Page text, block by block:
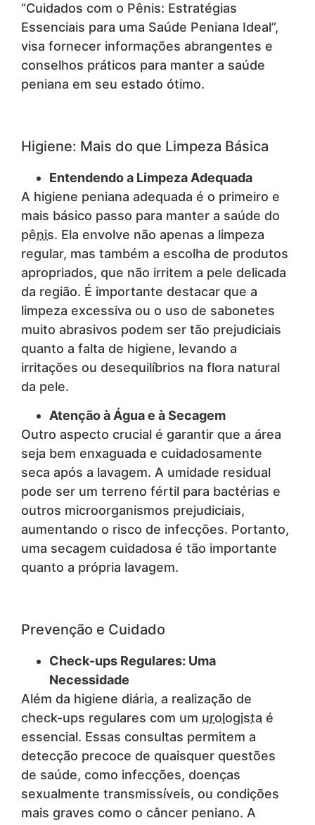
“Cuidados com o Pênis: Estratégias
Essenciais para uma Saúde Peniana Ideal”,
visa fornecer informações abrangentes e
conselhos práticos para manter a saúde
peniana em seu estado ótimo.
Higiene: Mais do que Limpeza Básica
Entendendo a Limpeza Adequada
A higiene peniana adequada é o primeiro e
mais básico passo para manter a saúde do
pênis. Ela envolve não apenas a limpeza
regular, mas também a escolha de produtos
apropriados, que não irritem a pele delicada
da região. É importante destacar que a
limpeza excessiva ou o uso de sabonetes
muito abrasivos podem ser tão prejudiciais
quanto a falta de higiene, levando a
irritações ou desequilíbrios na flora natural
da pele.
Atenção à Água e à Secagem
Outro aspecto crucial é garantir que a área
seja bem enxaguada e cuidadosamente
seca após a lavagem. A umidade residual
pode ser um terreno fértil para bactérias e
outros microorganismos prejudiciais,
aumentando o risco de infecções. Portanto,
uma secagem cuidadosa é tão importante
quanto a própria lavagem.
Prevenção e Cuidado
Check-ups Regulares: Uma
Necessidade
Além da higiene diária, a realização de
check-ups regulares com um urologista é
essencial. Essas consultas permitem a
detecção precoce de quaisquer questões
de saúde, como infecções, doenças
sexualmente transmissíveis, ou condições
mais graves como o câncer peniano. A